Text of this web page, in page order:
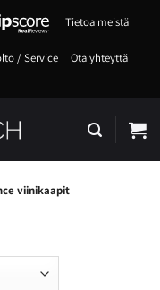
Tietoa meistä
/ Service
Ota yhteyttä
viinikaapit